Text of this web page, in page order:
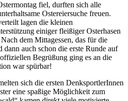
fiel, durften sich alle
Ostereiersuche freuen.
lagen die kleinen
einiger fleißiger Osterhasen
dem Mittagessen, das für die
dann auch schon die erste Runde auf
Begrüßung ging es an die
war spürbar!
sich die ersten DenksportlerInnen
eine spaßige Möglichkeit zum